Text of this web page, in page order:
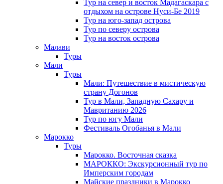
Тур на север и восток Мадагаскара с
отдыхом на острове Нуси-Бе 2019
Тур на юго-запад острова
Тур по северу острова
Тур на восток острова
Малави
Туры
Мали
Туры
Мали: Путешествие в мистическую
страну Догонов
Тур в Мали, Западную Сахару и
Мавританию 2026
Тур по югу Мали
Фестиваль Огобанья в Мали
Марокко
Туры
Марокко. Восточная сказка
МАРОККО: Экскурсионный тур по
Имперским городам
Майские праздники в Марокко